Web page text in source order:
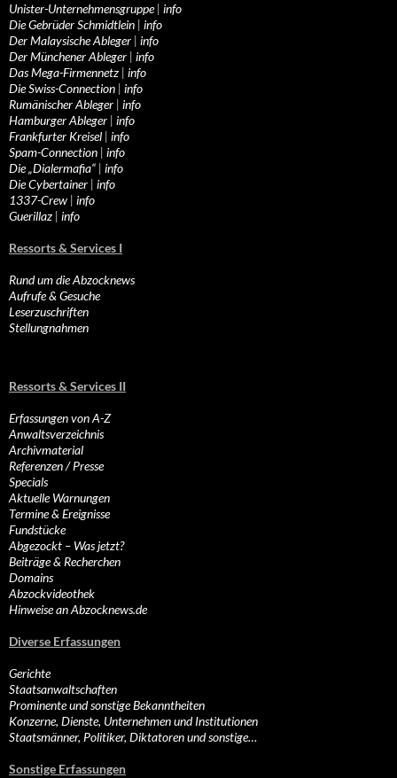
Unister-Unternehmensgruppe| info
Die Gebrüder Schmidtlein | info
Der Malaysische Ableger | info
Der Münchener Ableger | info
Das Mega-Firmennetz | info
Die Swiss-Connection | info
Rumänischer Ableger | info
Hamburger Ableger | info
Frankfurter Kreisel | info
Spam-Connection | info
Die „Dialermafia“ | info
Die Cybertainer | info
1337-Crew | info
Guerillaz | info
Ressorts & Services I
Rund um die Abzocknews
Aufrufe & Gesuche
Leserzuschriften
Stellungnahmen
Ressorts & Services II
Erfassungen von A-Z
Anwaltsverzeichnis
Archivmaterial
Referenzen / Presse
Specials
Aktuelle Warnungen
Termine & Ereignisse
Fundstücke
Abgezockt – Was jetzt?
Beiträge & Recherchen
Domains
Abzockvideothek
Hinweise an Abzocknews.de
Diverse Erfassungen
Gerichte
Staatsanwaltschaften
Prominente und sonstige Bekanntheiten
Konzerne, Dienste, Unternehmen und Institutionen
Staatsmänner, Politiker, Diktatoren und sonstige…
Sonstige Erfassungen